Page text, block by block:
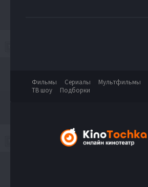
Фильмы Сериалы Мультфильмы
ТВ шоу
Подборки